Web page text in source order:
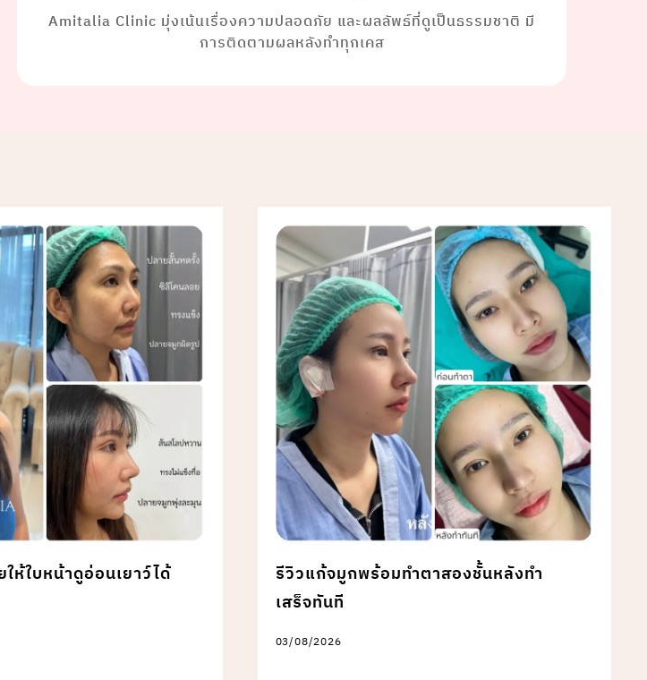
Amitalia Clinic มุ่งเน้นเรื่องความปลอดภัย และผลลัพธ์ที่ดูเป็นธรรมชาติ มี
การติดตามผลหลังทำทุกเคส
ห้ใบหน้าดูอ่อนเยาว์ได้
รีวิวแก้จมูกพร้อมทำตาสองชั้นหลังทำ
เสร็จทันที
03/08/2026